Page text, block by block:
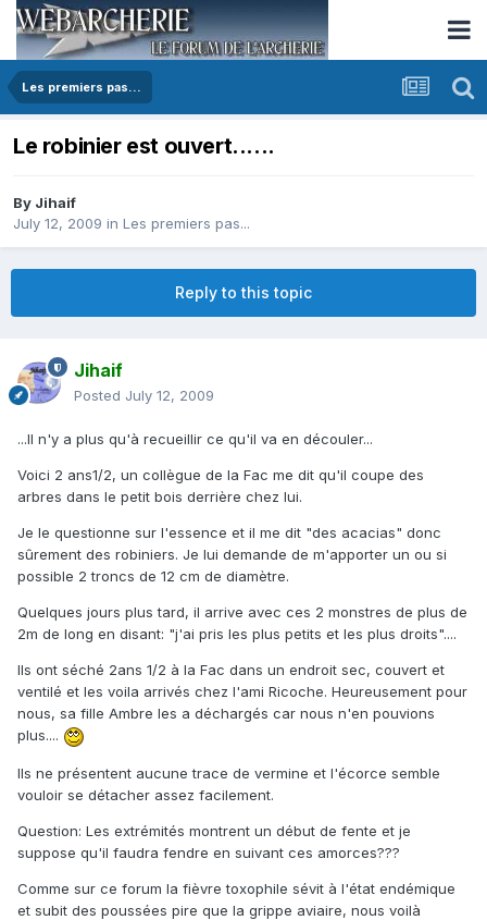
Les premiers pas...
Le robinier est ouvert......
By Jihaif
July 12, 2009 in Les premiers pas...
Reply to this topic
Jihaif
Posted July 12, 2009
...Il n'y a plus qu'à recueillir ce qu'il va en découler...
Voici 2 ans1/2, un collègue de la Fac me dit qu'il coupe des
arbres dans le petit bois derrière chez lui.
Je le questionne sur l'essence et il me dit "des acacias" donc
sûrement des robiniers. Je lui demande de m'apporter un ou si
possible 2 troncs de 12 cm de diamètre.
Quelques jours plus tard, il arrive avec ces 2 monstres de plus de
2m de long en disant: "j'ai pris les plus petits et les plus droits"....
Ils ont séché 2ans 1/2 à la Fac dans un endroit sec, couvert et
ventilé et les voila arrivés chez l'ami Ricoche. Heureusement pour
nous, sa fille Ambre les a déchargés car nous n'en pouvions
plus....
Ils ne présentent aucune trace de vermine et l'écorce semble
vouloir se détacher assez facilement.
Question: Les extrémités montrent un début de fente et je
suppose qu'il faudra fendre en suivant ces amorces???
Comme sur ce forum la fièvre toxophile sévit à l'état endémique
et subit des poussées pire que la grippe aviaire, nous voilà